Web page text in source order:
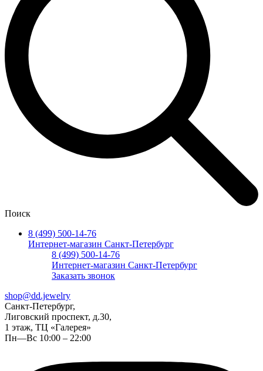
Поиск
8 (499) 500-14-76
Интернет-магазин Санкт-Петербург
8 (499) 500-14-76
Интернет-магазин Санкт-Петербург
Заказать звонок
shop@dd.jewelry
Санкт-Петербург,
Лиговский проспект, д.30,
1 этаж, ТЦ «Галерея»
Пн—Вс 10:00 – 22:00